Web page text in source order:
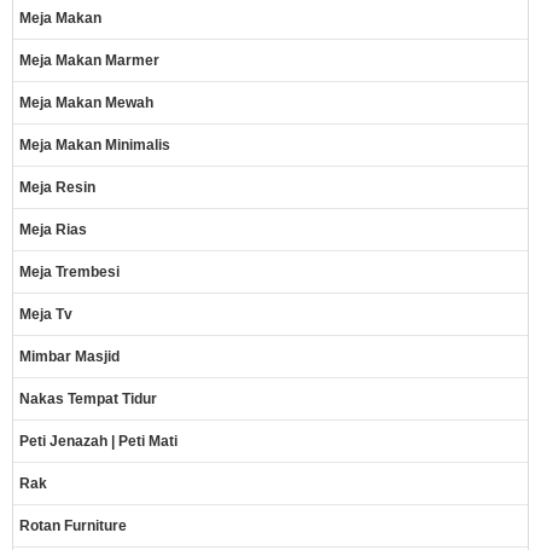
Meja Makan
Meja Makan Marmer
Meja Makan Mewah
Meja Makan Minimalis
Meja Resin
Meja Rias
Meja Trembesi
Meja Tv
Mimbar Masjid
Nakas Tempat Tidur
Peti Jenazah | Peti Mati
Rak
Rotan Furniture